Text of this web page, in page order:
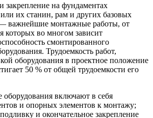
закрепление на фундаментах
их станин, рам и других базовых
важнейшие монтажные работы, от
которых во многом зависит
смонтированного
Трудоемкость работ,
оборудования в проектное положение
50 % от общей трудоемкости его
оборудования включают в себя
и опорных элементов к монтажу;
и окончательное закрепление